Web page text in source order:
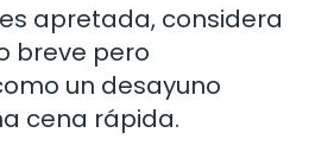
apretada, considera
breve pero
un desayuno
cena rápida.